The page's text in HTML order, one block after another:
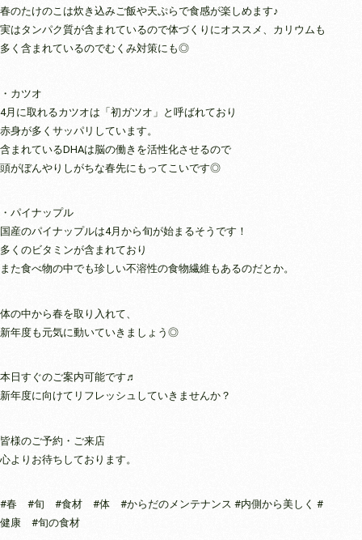
春のたけのこは炊き込みご飯や天ぷらで食感が楽しめます♪
実はタンパク質が含まれているので体づくりにオススメ、カリウムも
多く含まれているのでむくみ対策にも◎
・カツオ
4月に取れるカツオは「初ガツオ」と呼ばれており
赤身が多くサッパリしています。
含まれているDHAは脳の働きを活性化させるので
頭がぼんやりしがちな春先にもってこいです◎
・パイナップル
国産のパイナップルは4月から旬が始まるそうです！
多くのビタミンが含まれており
また食べ物の中でも珍しい不溶性の食物繊維もあるのだとか。
体の中から春を取り入れて、
新年度も元気に動いていきましょう◎
本日すぐのご案内可能です♬
新年度に向けてリフレッシュしていきませんか？
皆様のご予約・ご来店
心よりお待ちしております。
#春 #旬 #食材 #体 #からだのメンテナンス #内側から美しく #
健康 #旬の食材